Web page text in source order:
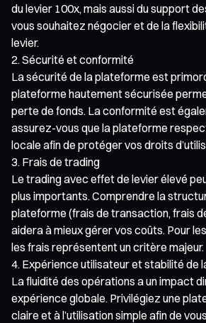
du levier 100x, mais aussi du support
vous souhaitez négocier et de la
levier.
Sécurité et conformité
La sécurité de la plateforme est
plateforme hautement sécurisée
perte de fonds. La conformité est
assurez-vous que la plateforme
locale afin de protéger vos droits
Frais de trading
Le trading avec effet de levier élevé
plus importants. Comprendre la
plateforme (frais de transaction, frais
aidera à mieux gérer vos coûts. Pour
les frais représentent un critère majeur.
Expérience utilisateur et stabilité de
La fluidité des opérations a un impact
expérience globale. Privilégiez une
claire et à l’utilisation simple afin de